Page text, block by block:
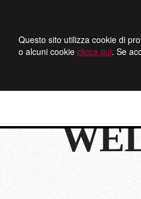
Questo sito utilizza cookie di
o alcuni cookie clicca qui. Se